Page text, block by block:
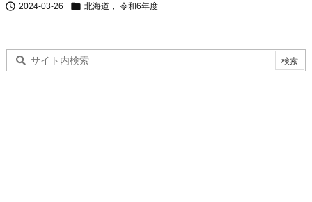
 2024-03-26  北海道 , 令和6年度